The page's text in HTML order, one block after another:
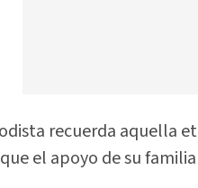
recuerda aquella
el apoyo de su